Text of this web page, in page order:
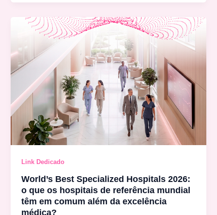
Link Dedicado
World’s Best Specialized Hospitals 2026:
o que os hospitais de referência mundial
têm em comum além da excelência
médica?